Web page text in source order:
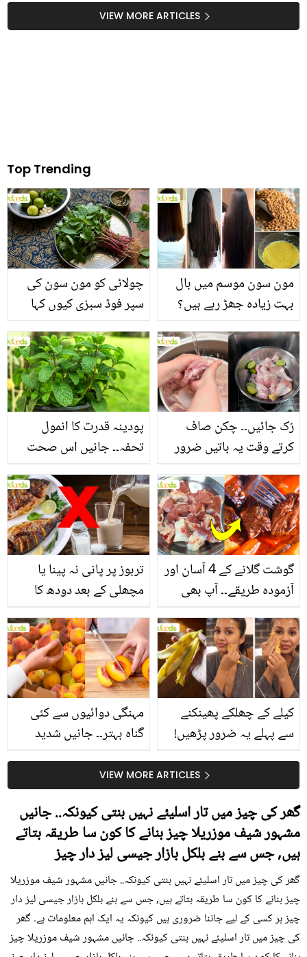
VIEW MORE ARTICLES
Top Trending
چولائی کو مون سون کی
سپر فوڈ سبزی کیوں کہا
منرلز اور اینٹی آکسیڈنٹس
سے بھرپور اس سبزی کے
فائدے
مون سون موسم میں بال
بہت زیادہ جھڑ رہے ہیں؟
بنانے کے چند قدرتی طریقے
پودینہ قدرت کا انمول
تحفہ۔۔ جانیں اس صحت
انگیز طبی فوائد
رُک جائیں۔۔ چکن صاف
کرتے وقت یہ باتیں ضرور
تربوز پر پانی نہ پینا یا
مچھلی کے بعد دودھ کا
سے متعلق غلط فہمیوں کی
حقیقت کیا ہے اور افواہ
کیا؟
گوشت گلانے کے 4 آسان اور
آزمودہ طریقے۔۔ آپ بھی
بتائے راز
مہنگی دوائیوں سے کئی
گناہ بہتر۔۔ جانیں شدید
کیوں کھانا چاہیے؟
کیلے کے چھلکے پھینکنے
سے پہلے یہ ضرور پڑھیں!
سستا اور قدرتی حلVIEW MORE ARTICLES
گھر کی چیز میں تار اسلیئے نہیں بنتی کیونکہ.. جانیں
مشہور شیف موزریلا چیز بنانے کا کون سا طریقہ بتاتے
ہیں, جس سے بنے بلکل بازار جیسی لیز دار چیز
گھر کی چیز میں تار اسلیئے نہیں بنتی کیونکہ.. جانیں مشہور شیف موزریلا
چیز بنانے کا کون سا طریقہ بتاتے ہیں, جس سے بنے بلکل بازار جیسی لیز دار
چیز ہر کسی کے لیے جاننا ضروری ہیں کیونکہ یہ ایک اہم معلومات ہے۔ گھر
کی چیز میں تار اسلیئے نہیں بنتی کیونکہ.. جانیں مشہور شیف موزریلا چیز